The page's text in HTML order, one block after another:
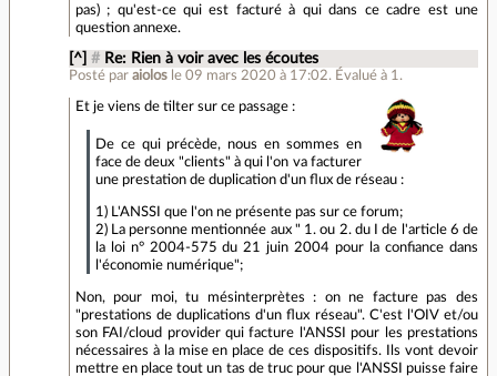
pas) ; qu'est-ce qui est facturé à qui dans ce cadre est une
question annexe.
[^] # Re: Rien à voir avec les écoutes
Posté par aiolos le 09 mars 2020 à 17:02.Évalué à 1.
Et je viens de tilter sur ce passage :
De ce qui précède, nous en sommes en
face de deux "clients" à qui l'on va facturer
une prestation de duplication d'un flux de réseau :
1) L'ANSSI que l'on ne présente pas sur ce forum;
2) La personne mentionnée aux " 1. ou 2. du I de l'article 6 de
la loi n° 2004-575 du 21 juin 2004 pour la confiance dans
l'économie numérique";
Non, pour moi, tu mésinterprètes : on ne facture pas des
"prestations de duplications d'un flux réseau". C'est l'OIV et/ou
son FAI/cloud provider qui facture l'ANSSI pour les prestations
nécessaires à la mise en place de ces dispositifs. Ils vont devoir
mettre en place tout un tas de truc pour que l'ANSSI puisse faire